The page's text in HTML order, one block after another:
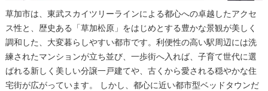
草加市は、東武スカイツリーラインによる都心への卓越したアクセ
ス性と、歴史ある「草加松原」をはじめとする豊かな景観が美しく
調和した、大変暮らしやすい都市です。利便性の高い駅周辺には洗
練されたマンションが立ち並び、一歩街へ入れば、子育て世代に選
ばれる新しく美しい分譲一戸建てや、古くから愛される穏やかな住
宅街が広がっています。 しかし、都心に近い都市型ベッドタウンだ